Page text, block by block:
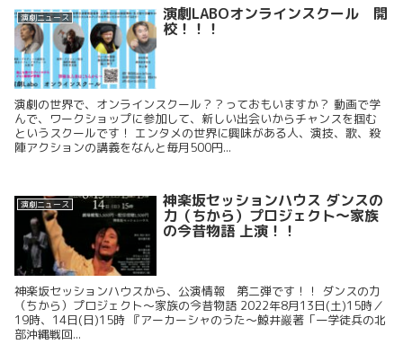
演劇ニュース 演劇LABOオンラインスクール 開
校！！！
演劇の世界で、オンラインスクール？？っておもいますか？ 動画で学
んで、ワークショップに参加して、新しい出会いからチャンスを掴む
というスクールです！ エンタメの世界に興味がある人、演技、歌、殺
陣アクションの講義をなんと毎月500円...
演劇ニュース 神楽坂セッションハウス ダンスの
力（ちから）プロジェクト～家族
の今昔物語 上演！！
神楽坂セッションハウスから、公演情報 第二弾です！！ ダンスの力
（ちから）プロジェクト～家族の今昔物語 2022年8月13日(土)15時／
19時、14日(日)15時 『アーカーシャのうた～鯨井巖著「一学徒兵の北
部沖縄戦回...